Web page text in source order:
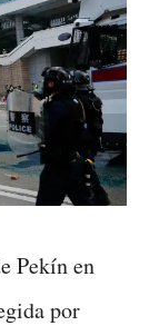
Pekín en
por